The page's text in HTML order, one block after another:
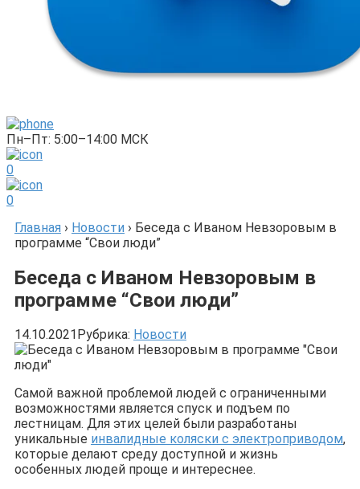
Пн–Пт: 5:00–14:00 МСК
0
0
Главная › Новости › Беседа с Иваном Невзоровым в
программе “Свои люди”
Беседа с Иваном Невзоровым в
программе “Свои люди”
14.10.2021 Рубрика: Новости
Самой важной проблемой людей с ограниченными
возможностями является спуск и подъем по
лестницам. Для этих целей были разработаны
уникальные инвалидные коляски с электроприводом,
которые делают среду доступной и жизнь
особенных людей проще и интереснее.